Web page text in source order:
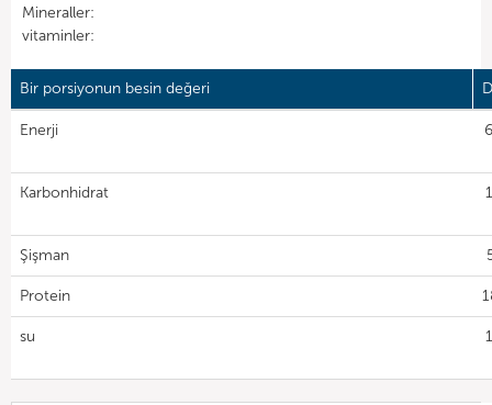
Mineraller:
vitaminler:
Bir porsiyonun besin değeri
Enerji
Karbonhidrat
Şişman
Protein
su